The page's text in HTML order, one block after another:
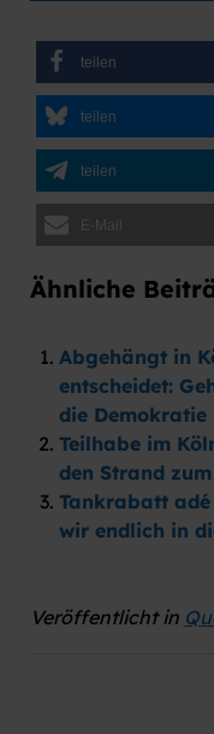
teilen
teilen
teilen
E-Mail
Ähnliche
Abgehängt in
entscheidet:
die Demokratie
Teilhabe im
den Strand
Tankrabatt
wir endlich in
Veröffentlicht in